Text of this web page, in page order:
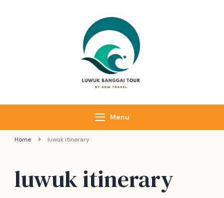
Menu
Home luwuk itinerary
luwuk itinerary